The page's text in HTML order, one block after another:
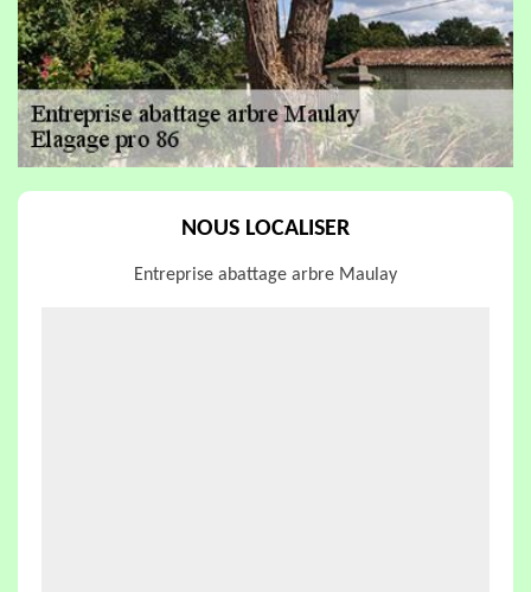
NOUS LOCALISER
Entreprise abattage arbre Maulay